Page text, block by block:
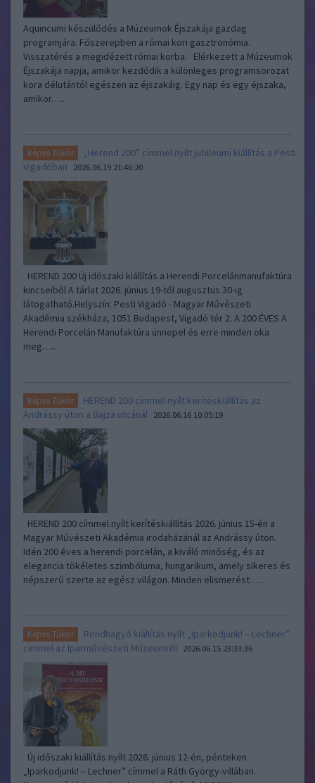
Aquincumi készülődés a Múzeumok Éjszakája gazdag
programjára. Főszerepben a római kori gasztronómia.
Visszatérés a megidézett római korba. Elérkezett a Múzeumok
Éjszakája napja, amikor kezdődik a különleges programsorozat
kora délutántól egészen az éjszakáig. Egy nap és egy éjszaka,
amikor…..
Képes Tükör
„Herend 200” címmel nyílt jubileumi kiállítás a Pesti
Vigadóban
2026.06.19 21:46:20
HEREND 200 Új időszaki kiállítás a Herendi Porcelánmanufaktúra
kincseiből A tárlat 2026. június 19-től augusztus 30-ig
látogatható.Helyszín: Pesti Vigadó - Magyar Művészeti
Akadémia székháza, 1051 Budapest, Vigadó tér 2. A 200 ÉVES A
Herendi Porcelán Manufaktúra ünnepel és erre minden oka
meg…..
Képes Tükör
HEREND 200 címmel nyílt kerítéskiállítás az
Andrássy úton a Bajza utcánál 2026.06.16 10:05:19
HEREND 200 címmel nyílt kerítéskiállítás 2026. június 15-én a
Magyar Művészeti Akadémia irodaházánál az Andrássy úton.
Idén 200 éves a herendi porcelán, a kiváló minőség, és az
elegancia tökéletes szimbóluma, hungarikum, amely sikeres és
népszerű szerte az egész világon. Minden elismerést…..
Képes Tükör
Rendhagyó kiállítás nyílt „Iparkodjunk! – Lechner”
címmel az Iparművészeti Múzeumról 2026.06.15 23:33:36
Új időszaki kiállítás nyílt 2026. június 12-én, pénteken
„Iparkodjunk! – Lechner” címmel a Ráth György-villában.